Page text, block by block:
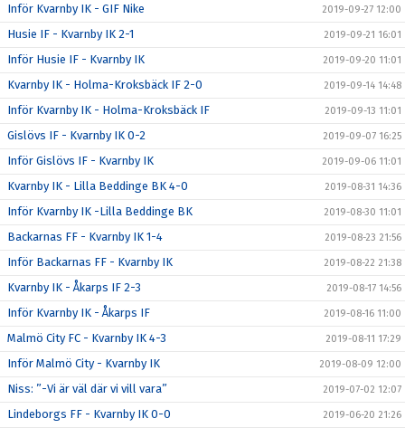
Inför Kvarnby IK - GIF Nike 2019-09-27 12:00
Husie IF - Kvarnby IK 2-1 2019-09-21 16:01
Inför Husie IF - Kvarnby IK 2019-09-20 11:01
Kvarnby IK - Holma-Kroksbäck IF 2-0 2019-09-14 14:48
Inför Kvarnby IK - Holma-Kroksbäck IF 2019-09-13 11:01
Gislövs IF - Kvarnby IK 0-2 2019-09-07 16:25
Inför Gislövs IF - Kvarnby IK 2019-09-06 11:01
Kvarnby IK - Lilla Beddinge BK 4-0 2019-08-31 14:36
Inför Kvarnby IK -Lilla Beddinge BK 2019-08-30 11:01
Backarnas FF - Kvarnby IK 1-4 2019-08-23 21:56
Inför Backarnas FF - Kvarnby IK 2019-08-22 21:38
Kvarnby IK - Åkarps IF 2-3 2019-08-17 14:56
Inför Kvarnby IK - Åkarps IF 2019-08-16 11:00
Malmö City FC - Kvarnby IK 4-3 2019-08-11 17:29
Inför Malmö City - Kvarnby IK 2019-08-09 12:00
Niss: ”-Vi är väl där vi vill vara” 2019-07-02 12:07
Lindeborgs FF - Kvarnby IK 0-0 2019-06-20 21:26